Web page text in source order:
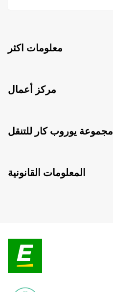
معلومات اكثر
مركز أعمال
مجموعة يوروب كار للتنقل
المعلومات القانونية